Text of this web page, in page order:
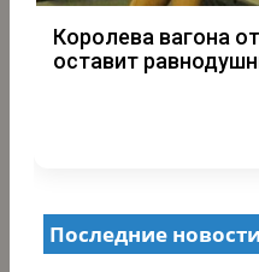
Королева вагона
оставит